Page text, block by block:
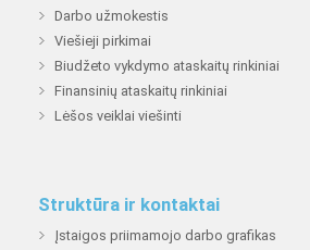
Darbo užmokestis
Viešieji pirkimai
Biudžeto vykdymo ataskaitų rinkiniai
Finansinių ataskaitų rinkiniai
Lėšos veiklai viešinti
Struktūra ir kontaktai
Įstaigos priimamojo darbo grafikas